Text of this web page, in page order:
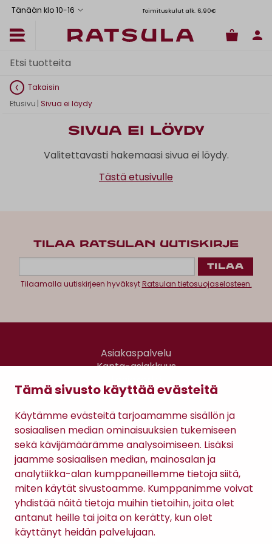
Tämä sivusto käyttää evästeitä
Käytämme evästeitä tarjoamamme sisällön ja
sosiaalisen median ominaisuuksien tukemiseen
sekä kävijämäärämme analysoimiseen. Lisäksi
jaamme sosiaalisen median, mainosalan ja
analytiikka-alan kumppaneillemme tietoja siitä,
miten käytät sivustoamme. Kumppanimme voivat
yhdistää näitä tietoja muihin tietoihin, joita olet
antanut heille tai joita on kerätty, kun olet
käyttänyt heidän palvelujaan.
Tänään klo 10-16 Toimituskulut alk. 6,90€
Takaisin
Etusivu | Sivua ei löydy
Sivua ei löydy
Valitettavasti hakemaasi sivua ei löydy.
Tästä etusivulle
TILAA RATSULAN UUTISKIRJE
Tilaamalla uutiskirjeen hyväksytRatsulan tietosuojaselosteen.
Asiakaspalvelu
Kanta-asiakkuus
Gomee Ratsula Café
Sopimusehdot
Tietosuojaseloste
Maksutavat